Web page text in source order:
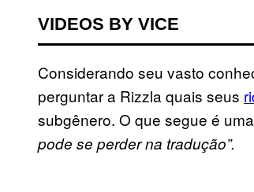
VIDEOS BY VICE
Considerando seu vasto
perguntar a Rizzla quais seus
subgênero. O que segue é
pode se perder na tradução”.